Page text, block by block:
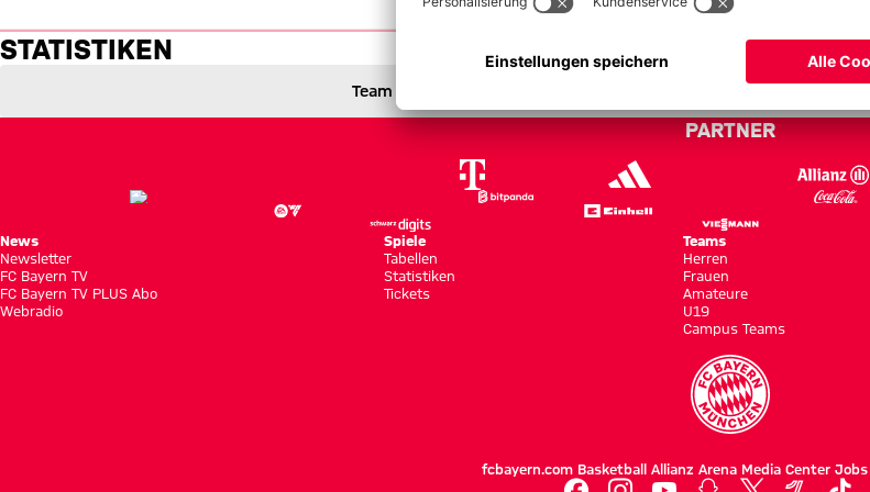
Borussia Mönchengladbach gegen FC Bayern München
3 zu 1
3 : 1
Statistiken: Gladbach vs. FC Bayern - Bundesliga 11/12
STATISTIKEN
Team
PARTNER
News
Newsletter
FC Bayern TV
FC Bayern TV PLUS Abo
Webradio
Spiele
Tabellen
Statistiken
Tickets
Teams
Herren
Frauen
Amateure
U19
Campus Teams
fcbayern.com Basketball Allianz Arena Media Center Jobs